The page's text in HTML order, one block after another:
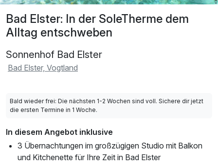
Bad Elster: In der SoleTherme dem
Alltag entschweben
Sonnenhof Bad Elster
Bad Elster, Vogtland
Bald wieder frei: Die nächsten 1-2 Wochen sind voll. Sichere dir jetzt
die ersten Termine in 1 Woche.
In diesem Angebot inklusive
3 Übernachtungen im großzügigen Studio mit Balkon
und Kitchenette für Ihre Zeit in Bad Elster